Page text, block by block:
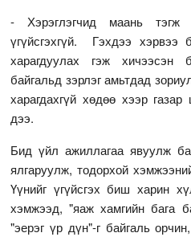
- Хэрэглэгчид маань тэгж
үгүйсгэхгүй. Гэхдээ хэрвээ
харагдуулах гэж хичээсэн
байгальд зэрлэг амьтдад
харагдахгүй хөдөө хээр
дээ.
Бид үйл ажиллагаа явуулж
ялгаруулж, тодорхой
Үүнийг үгүйсгэх биш харин
хэмжээд, "яаж хамгийн бага
"эерэг үр дүн"-г байгаль